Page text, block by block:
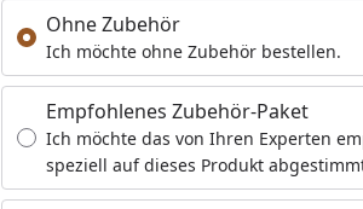
Ohne Zubehör
Ich möchte ohne Zubehör bestellen.
Empfohlenes Zubehör-Paket
Ich möchte das von Ihren Experten
speziell auf dieses Produkt